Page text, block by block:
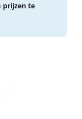
prijzen te